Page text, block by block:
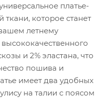
платье-
которое станет
летнему
и 2% эластана, что
пошива и
имеет два удобных
на талии с поясом